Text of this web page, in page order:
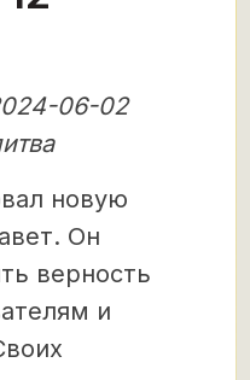
06-02
новую
Он
верность
и